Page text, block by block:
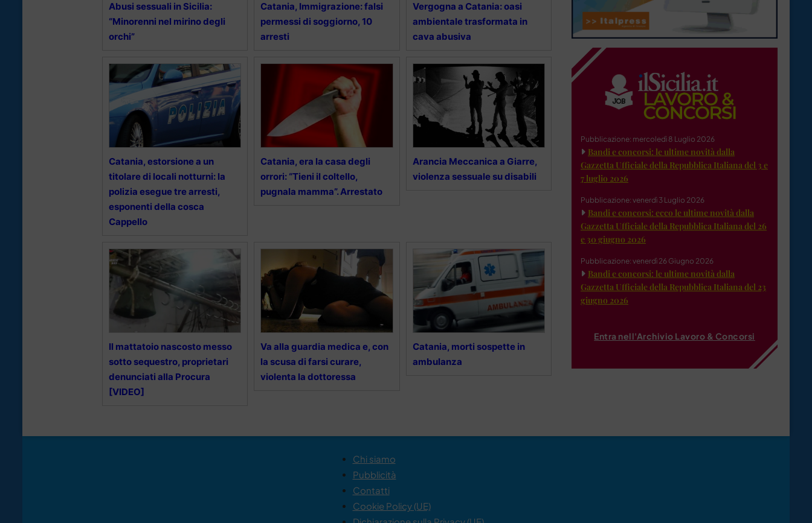
Abusi sessuali in Sicilia:
“Minorenni nel mirino degli
orchi”
Catania, Immigrazione: falsi
permessi di soggiorno, 10
arresti
Vergogna a Catania: oasi
ambientale trasformata in
cava abusiva
Catania, estorsione a un
titolare di locali notturni: la
polizia esegue tre arresti,
esponenti della cosca
Cappello
Catania, era la casa degli
orrori: “Tieni il coltello,
pugnala mamma”. Arrestato
Arancia Meccanica a Giarre,
violenza sessuale su disabili
Il mattatoio nascosto messo
sotto sequestro, proprietari
denunciati alla Procura
[VIDEO]
Va alla guardia medica e, con
la scusa di farsi curare,
violenta la dottoressa
Catania, morti sospette in
ambulanza
Pubblicazione: mercoledì 8 Luglio 2026
Bandi e concorsi: le ultime novità dalla
Gazzetta Ufficiale della Repubblica Italiana del 3 e
7 luglio 2026
Pubblicazione: venerdì 3 Luglio 2026
Bandi e concorsi: ecco le ultime novità dalla
Gazzetta Ufficiale della Repubblica Italiana del 26
e 30 giugno 2026
Pubblicazione: venerdì 26 Giugno 2026
Bandi e concorsi: le ultime novità dalla
Gazzetta Ufficiale della Repubblica Italiana del 23
giugno 2026
Entra nell'Archivio Lavoro & Concorsi
Chi siamo
Pubblicità
Contatti
Cookie Policy (UE)